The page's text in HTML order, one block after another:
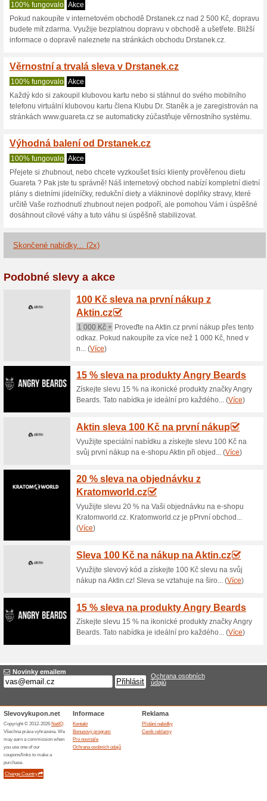
Drstanek.cz
3 aktuální nabídky
Zobrazení:
Pokračovat na
Získávejte upozornění na
kupóny do tohoto obchodu.
Aktuální slevy a
Dopava zdarma nad
100% fungovalo
Pokud nakoupíte v
budete mít zdarma. Využije
informace o dopravě
Věrnostní a trvalá
100% fungovalo Akce
Každý kdo si zakoupil
telefonu virtuální klubovou
stránkách www.guareta.cz
Výhodná balení od